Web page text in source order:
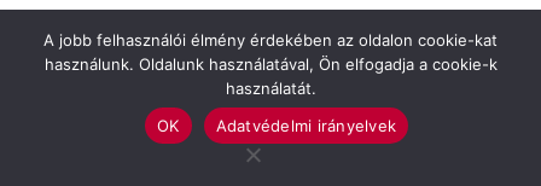
Terjesztő és fogyasztók rendőrkézen
A jobb felhasználói élmény érdekében az oldalon cookie-kat
használunk. Oldalunk használatával, Ön elfogadja a cookie-k
használatát.
OK
Adatvédelmi irányelvek